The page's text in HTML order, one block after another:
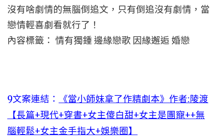
沒有啥劇情的無腦倒追文，只有倒追沒有劇情，當
戀情輕喜劇看就行了！
內容標籤： 情有獨鍾 邊緣戀歌 因緣邂逅 婚戀
9文案連結：
《當小師妹拿了作精劇本》作者:陵渡
【長篇+現代+穿書+女主傻白甜+女主是團寵++無
腦輕鬆+女主金手指大+娛樂圈】